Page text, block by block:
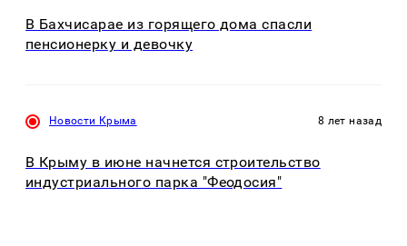
В Бахчисарае из горящего дома спасли
пенсионерку и девочку
Новости Крыма 8 лет назад
В Крыму в июне начнется строительство
индустриального парка "Феодосия"